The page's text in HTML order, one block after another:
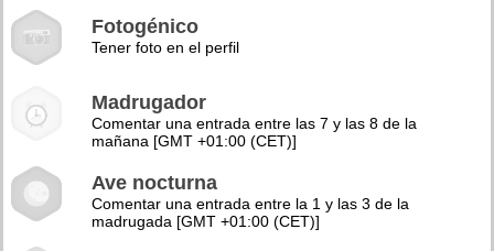
Fotogénico
Tener foto en el perfil
Madrugador
Comentar una entrada entre las 7 y las 8 de la
mañana [GMT +01:00 (CET)]
Ave nocturna
Comentar una entrada entre la 1 y las 3 de la
madrugada [GMT +01:00 (CET)]